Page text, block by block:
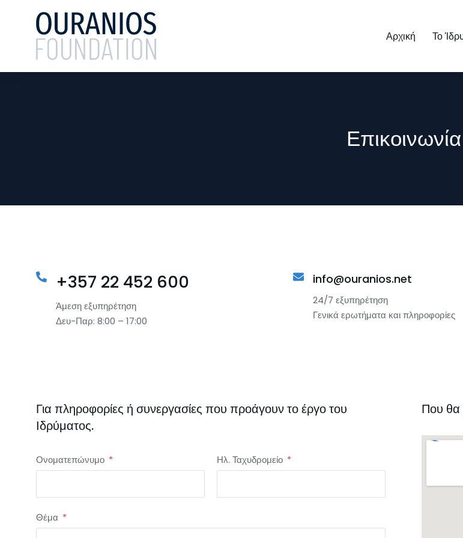
Αρχική Το
Επικοινωνία
+357 22 452 600
Άμεση εξυπηρέτηση
Δευ-Παρ: 8:00 – 17:00
info@ouranios.net
24/7 εξυπηρέτηση
Γενικά ερωτήματα και πληροφορίες
Για πληροφορίες ή συνεργασίες που προάγουν το έργο του
Ιδρύματος.
Ονοματεπώνυμο Ηλ. Ταχυδρομείο
Θέμα
Που θα